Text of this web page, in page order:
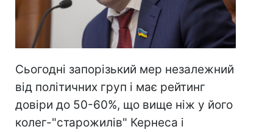
Сьогодні запорізький мер незалежний
від політичних груп і має рейтинг
довіри до 50-60%, що вище ніж у його
колег-"старожилів" Кернеса і